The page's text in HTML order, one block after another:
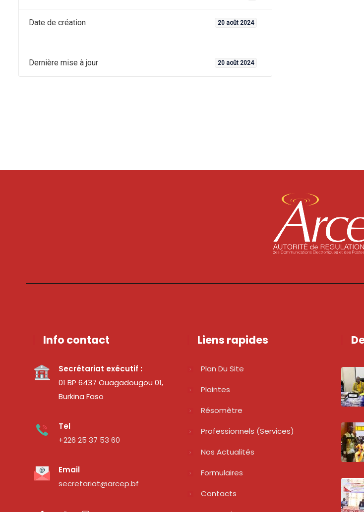
Date de création 20 août 2024
Dernière mise à jour 20 août 2024
Info contact
Secrétariat exécutif :
01 BP 6437 Ouagadougou 01,
Burkina Faso
Tel
+226 25 37 53 60
Email
secretariat@arcep.bf
Liens rapides
Plan Du Site
Plaintes
Résomètre
Professionnels (services)
Nos Actualités
Formulaires
Contacts